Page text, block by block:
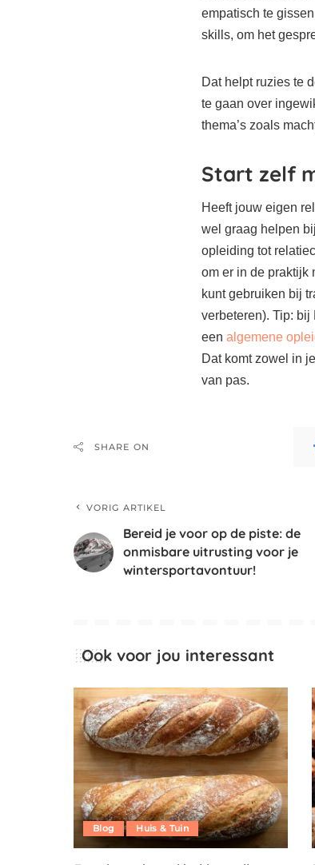
empatisch te
skills, om het
Dat helpt ruzies te
te gaan over
thema’s zoals
Start zelf
Heeft jouw eigen
wel graag helpen
opleiding tot
om er in de praktijk
kunt gebruiken bij
verbeteren). Tip:
een algemene
Dat komt zowel in
van pas.
SHARE ON
VORIG ARTIKEL
Bereid je voor op de piste: de
onmisbare uitrusting voor je
wintersportavontuur!
Ook voor jou interessant
Blog Huis & Tuin